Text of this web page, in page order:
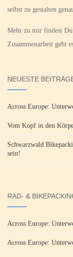
selbst zu gestalten
Mehr zu mir findest
Zusammenarbeit geht
NEUESTE
Across Europe:
Vom Kopf in den
Schwarzwald
sein!
RAD- &
Across Europe:
Across Europe: